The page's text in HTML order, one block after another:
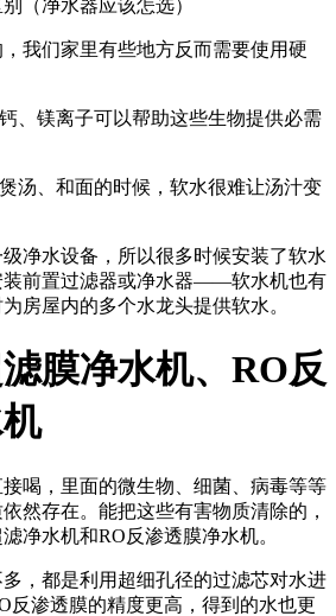
我们家里有些地方反而需要使用硬
、镁离子可以帮助这些生物提供必需
汤、和面的时候，软水很难让汤汁变
净水设备，所以很多时候安装了软水
装前置过滤器或净水器——软水机也有
房屋内的多个水龙头提供软水。
膜净水机、RO反
喝，里面的微生物、细菌、病毒等等
然存在。能把这些有害物质清除的，
净水机和RO反渗透膜净水机。
，都是利用超细孔径的过滤芯对水进
反渗透膜的精度更高，得到的水也更